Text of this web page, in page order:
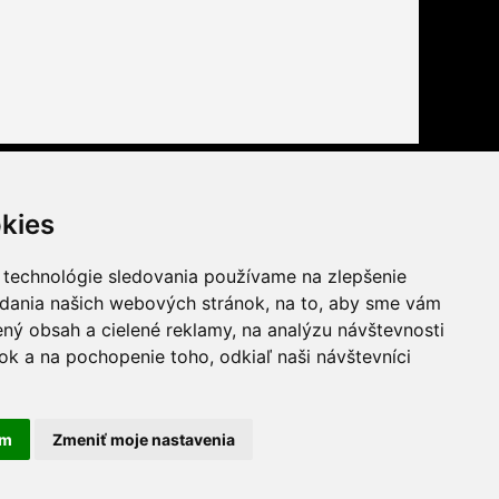
sledovania používame na zlepšenie
našich webových stránok, na to, aby sme vám
obsah a cielené reklamy, na analýzu návštevnosti
a na pochopenie toho, odkiaľ naši návštevníci
Zmeniť moje nastavenia
twitter instagram